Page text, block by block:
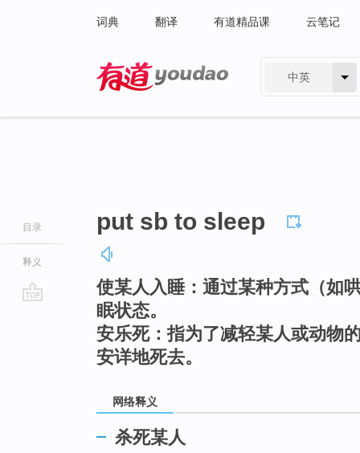
词典 翻译 有道精品课 云笔记
中英
目录
释义
put sb to sleep
使某人入睡：通过某种方式（如
眠状态。
安乐死：指为了减轻某人或动物
安详地死去。
网络释义
杀死某人